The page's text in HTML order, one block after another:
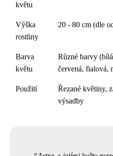
květu
Výška
rostliny
20 - 80 cm (dle
Barva
květu
Různé barvy
červená, fialová,
Použití
Řezané květiny,
výsadby